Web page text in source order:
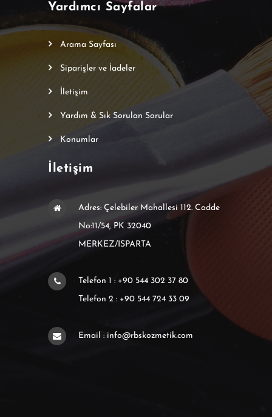
Yardımcı Sayfalar
Arama Sayfası
Siparişler ve İadeler
İletişim
Yardım & Sık Sorulan Sorular
Konumlar
İletişim
Adres: Çelebiler Mahallesi 112. Cadde
No:11/54, PK 32040
MERKEZ/ISPARTA
Telefon 1 : +90 544 302 37 80
Telefon 2 : +90 544 724 33 09
Email : info@rbskozmetik.com